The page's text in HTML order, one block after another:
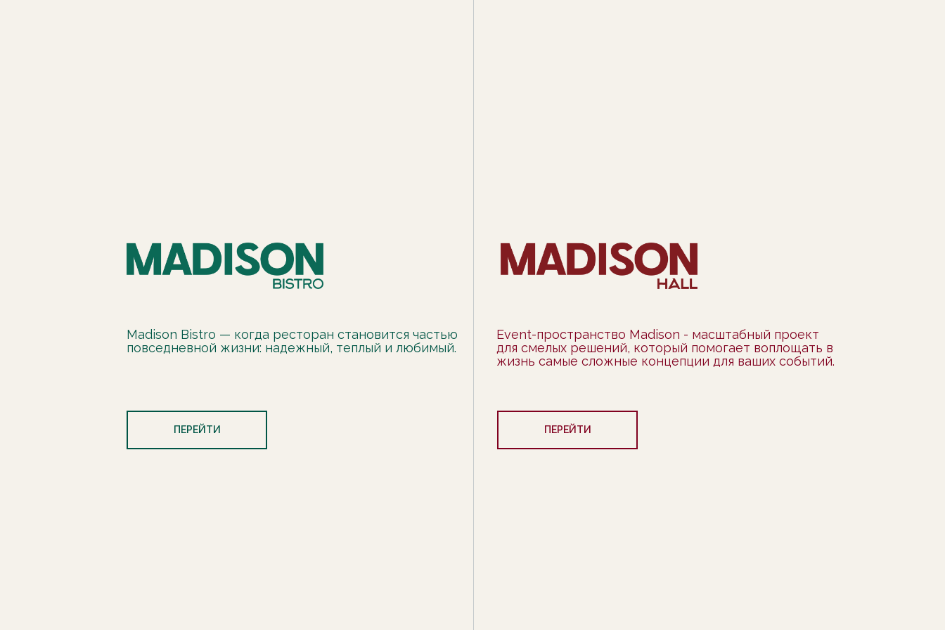
Event-пространство Madison - масштабный проект
для смелых решений, который помогает воплощать в
жизнь самые сложные концепции для ваших событий.
Madison Bistro — когда ресторан становится частью
повседневной жизни: надежный, теплый и любимый.
ПЕРЕЙТИ
ПЕРЕЙТИ